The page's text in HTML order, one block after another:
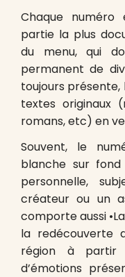
Chaque numéro
partie la plus
du menu, qui
permanent de
toujours présente,
textes originaux
romans, etc) en
Souvent, le
blanche sur
personnelle,
créateur ou un
comporte aussi
la redécouverte
région à partir
d’émotions